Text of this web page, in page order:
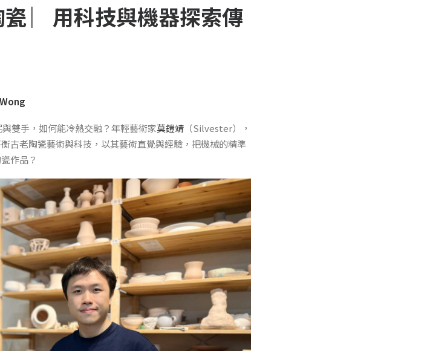
︳用科技與機器探索傳
雙手，如何能冷熱交融？年輕藝術家莫鎧靖 （Silvester），
古老陶瓷藝術與科技，以其藝術直覺與經驗，把機械的精準
作品？